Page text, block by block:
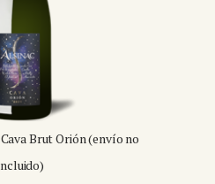
Brut Orión (envío no